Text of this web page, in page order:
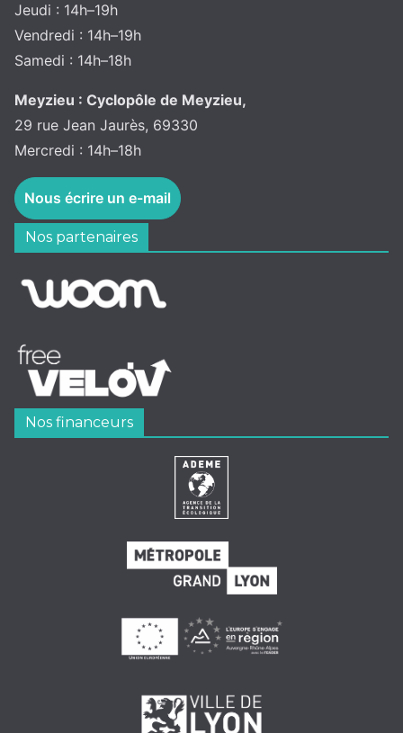
Jeudi : 14h–19h
Vendredi : 14h–19h
Samedi : 14h–18h
Meyzieu : Cyclopôle de Meyzieu,
29 rue Jean Jaurès, 69330
Mercredi : 14h–18h
Nous écrire un e-mail
Nos partenaires
Nos financeurs